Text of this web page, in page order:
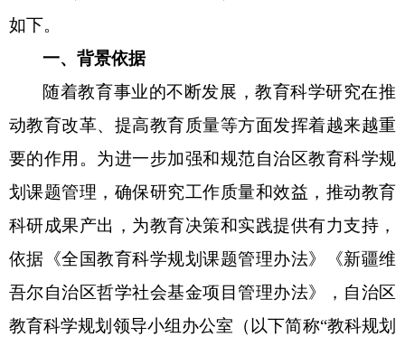
如下。
一、背景依据
随着教育事业的不断发展，教育科学研究在推
动教育改革、提高教育质量等方面发挥着越来越重
要的作用。为进一步加强和规范自治区教育科学规
划课题管理，确保研究工作质量和效益，推动教育
科研成果产出，为教育决策和实践提供有力支持，
依据《全国教育科学规划课题管理办法》《新疆维
吾尔自治区哲学社会基金项目管理办法》， 自治区
教育科学规划领导小组办公室（以下简称“教科规划